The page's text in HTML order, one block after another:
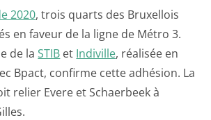
2020, trois quarts des Bruxellois
en faveur de la ligne de Métro 3.
de laSTIB et Indiville, réalisée en
Bpact, confirme cette adhésion. La
relier Evere et Schaerbeek à